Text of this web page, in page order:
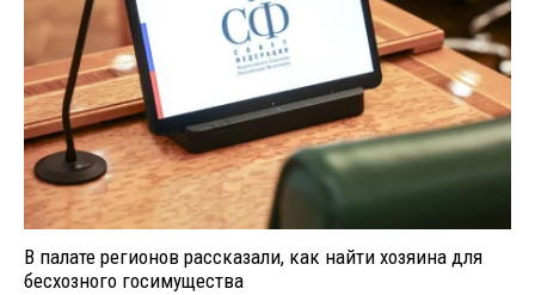
В палате регионов рассказали, как найти хозяина для
бесхозного госимущества